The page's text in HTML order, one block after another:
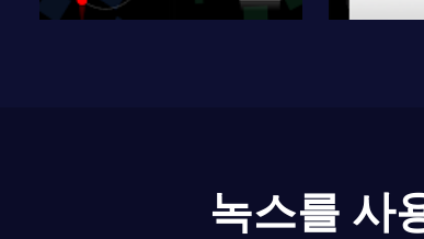
녹스를 사